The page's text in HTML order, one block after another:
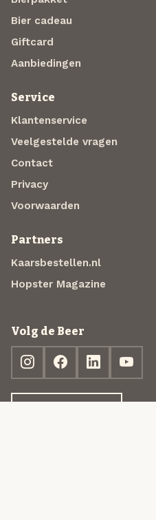
Bier cadeau
Giftcard
Aanbiedingen
Service
Klantenservice
Veelgestelde vragen
Contact
Privacy
Voorwaarden
Partners
Kaarsbestellen.nl
Hopster Magazine
Volg de Beer